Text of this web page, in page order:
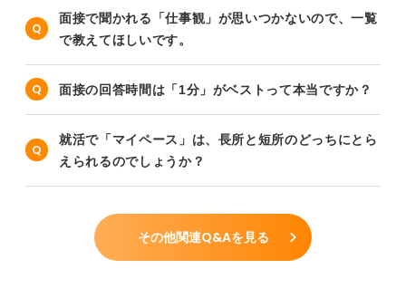
面接で聞かれる「仕事観」が思いつかないので、一覧
で教えてほしいです。
面接の回答時間は「1分」がベストって本当ですか？
就活で「マイペース」は、長所と短所のどっちにとら
えられるのでしょうか？
その他関連Q&Aを見る